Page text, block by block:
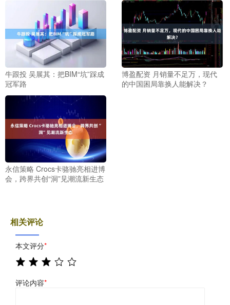
牛跟投 吴展其：把BIM“坑”踩成
冠军路
博盈配资 月销量不足万，现代
的中国困局靠换人能解决？
永信策略 Crocs卡骆驰亮相进博
会，跨界共创“洞”见潮流新生态
相关评论
本文评分*
评论内容*